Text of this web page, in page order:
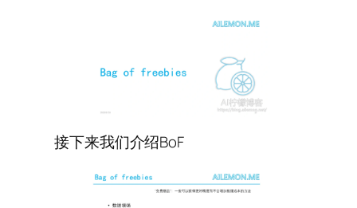
接下来我们介绍BoF